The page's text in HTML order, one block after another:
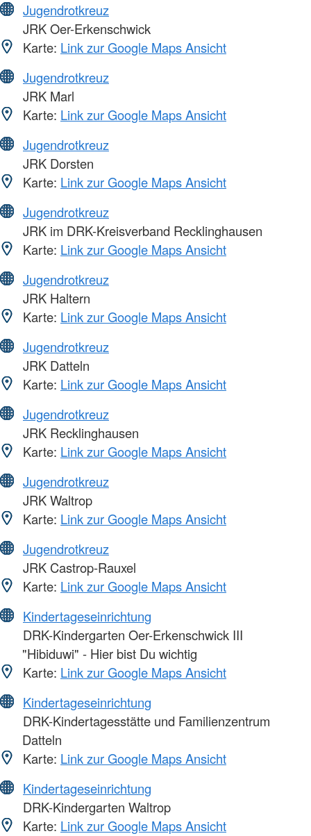
Jugendrotkreuz
JRK Oer-Erkenschwick
Karte: Link zur Google Maps Ansicht
Jugendrotkreuz
JRK Marl
Karte: Link zur Google Maps Ansicht
Jugendrotkreuz
JRK Dorsten
Karte: Link zur Google Maps Ansicht
Jugendrotkreuz
JRK im DRK-Kreisverband Recklinghausen
Karte: Link zur Google Maps Ansicht
Jugendrotkreuz
JRK Haltern
Karte: Link zur Google Maps Ansicht
Jugendrotkreuz
JRK Datteln
Karte: Link zur Google Maps Ansicht
Jugendrotkreuz
JRK Recklinghausen
Karte: Link zur Google Maps Ansicht
Jugendrotkreuz
JRK Waltrop
Karte: Link zur Google Maps Ansicht
Jugendrotkreuz
JRK Castrop-Rauxel
Karte: Link zur Google Maps Ansicht
Kindertageseinrichtung
DRK-Kindergarten Oer-Erkenschwick III
"Hibiduwi" - Hier bist Du wichtig
Karte: Link zur Google Maps Ansicht
Kindertageseinrichtung
DRK-Kindertagesstätte und Familienzentrum
Datteln
Karte: Link zur Google Maps Ansicht
Kindertageseinrichtung
DRK-Kindergarten Waltrop
Karte: Link zur Google Maps Ansicht